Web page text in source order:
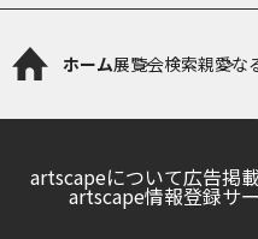
ホーム展覧会検索親愛な
artscapeについて広告掲
artscape情報登録サ